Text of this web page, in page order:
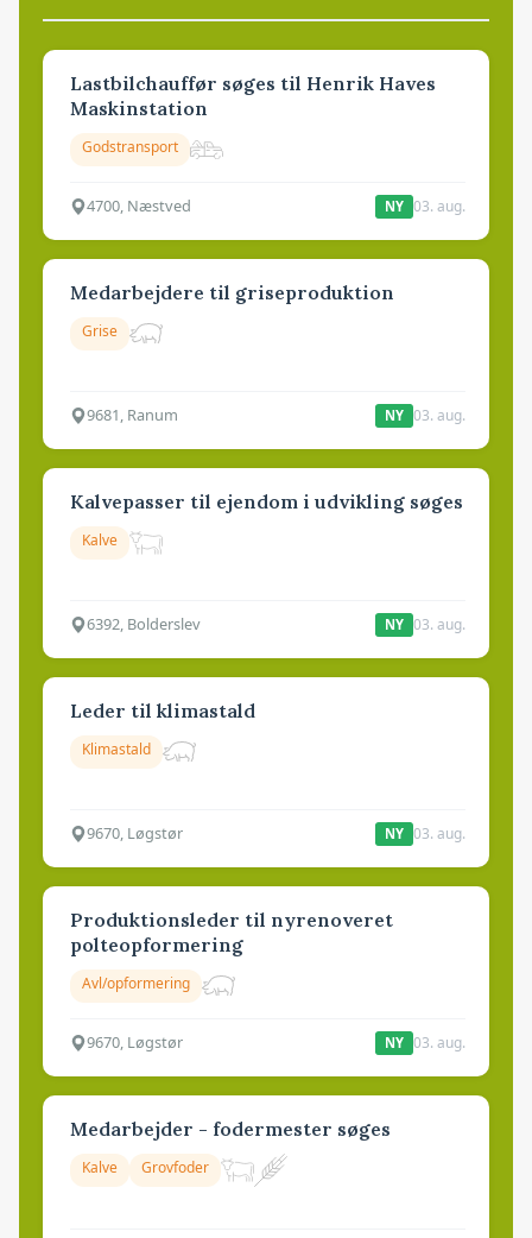
Lastbilchauffør søges til Henrik Haves
Maskinstation
Godstransport
4700, Næstved NY 03. aug.
Medarbejdere til griseproduktion
Grise
9681, Ranum NY 03. aug.
Kalvepasser til ejendom i udvikling søges
Kalve
6392, Bolderslev NY 03. aug.
Leder til klimastald
Klimastald
9670, Løgstør NY 03. aug.
Produktionsleder til nyrenoveret
polteopformering
Avl/opformering
9670, Løgstør NY 03. aug.
Medarbejder - fodermester søges
Kalve Grovfoder